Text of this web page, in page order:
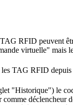
RFID peuvent
virtuelle" mais
TAG RFID
"Historique") le
déclencheur